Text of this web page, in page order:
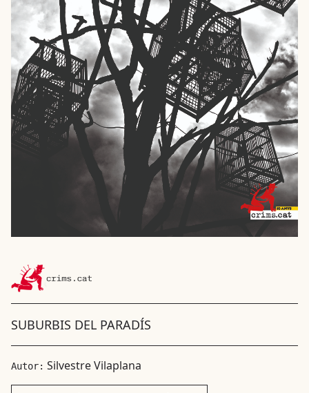
SUBURBIS DEL PARADÍS
Autor: Silvestre Vilaplana